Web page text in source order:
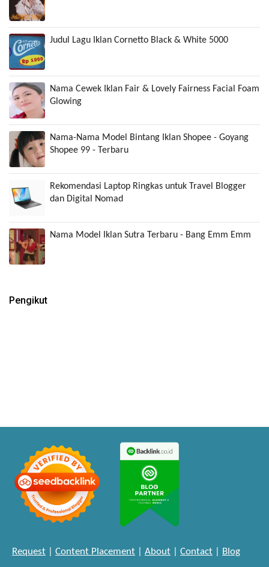
Judul Lagu Iklan Cornetto Black & White 5000
Nama Cewek Iklan Fair & Lovely Fairness Facial Foam
Glowing
Nama-Nama Model Bintang Iklan Shopee - Goyang
Shopee 99 - Terbaru
Rekomendasi Laptop Ringkas untuk Travel Blogger
dan Digital Nomad
Nama Model Iklan Sutra Terbaru - Bang Emm Emm
Pengikut
Request Content Placement About Contact Blog